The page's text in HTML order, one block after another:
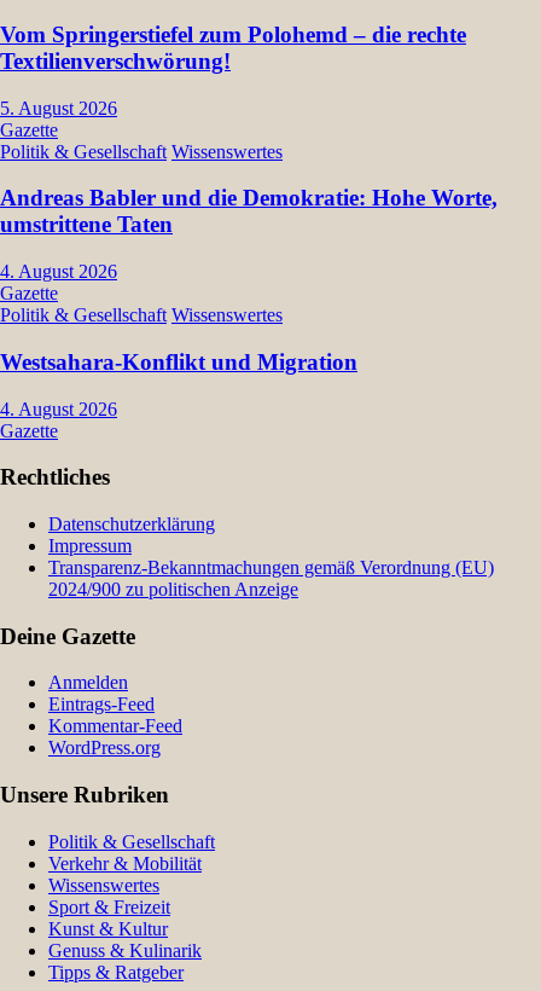
Vom Springerstiefel zum Polohemd – die rechte
Textilienverschwörung!
5. August 2026
Gazette
Politik & Gesellschaft Wissenswertes
Andreas Babler und die Demokratie: Hohe Worte,
umstrittene Taten
4. August 2026
Gazette
Politik & Gesellschaft Wissenswertes
Westsahara-Konflikt und Migration
4. August 2026
Gazette
Rechtliches
Datenschutzerklärung
Impressum
Transparenz-Bekanntmachungen gemäß Verordnung (EU)
2024/900 zu politischen Anzeige
Deine Gazette
Anmelden
Eintrags-Feed
Kommentar-Feed
WordPress.org
Unsere Rubriken
Politik & Gesellschaft
Verkehr & Mobilität
Wissenswertes
Sport & Freizeit
Kunst & Kultur
Genuss & Kulinarik
Tipps & Ratgeber